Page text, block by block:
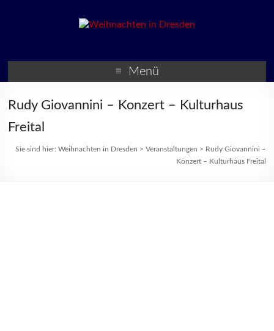
Veranstaltungen zur
Weihnachtszeit
Menü
Rudy Giovannini – Konzert – Kulturhaus
Freital
Sie sind hier: Weihnachten in Dresden > Veranstaltungen > Rudy Giovannini –
Konzert – Kulturhaus Freital